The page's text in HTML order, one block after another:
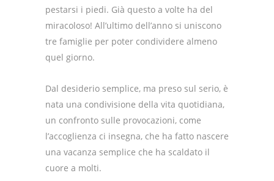
pestarsi i piedi. Già questo a volte ha del
miracoloso! All’ultimo dell’anno si uniscono
tre famiglie per poter condividere almeno
quel giorno.
Dal desiderio semplice, ma preso sul serio, è
nata una condivisione della vita quotidiana,
un confronto sulle provocazioni, come
l’accoglienza ci insegna, che ha fatto nascere
una vacanza semplice che ha scaldato il
cuore a molti.